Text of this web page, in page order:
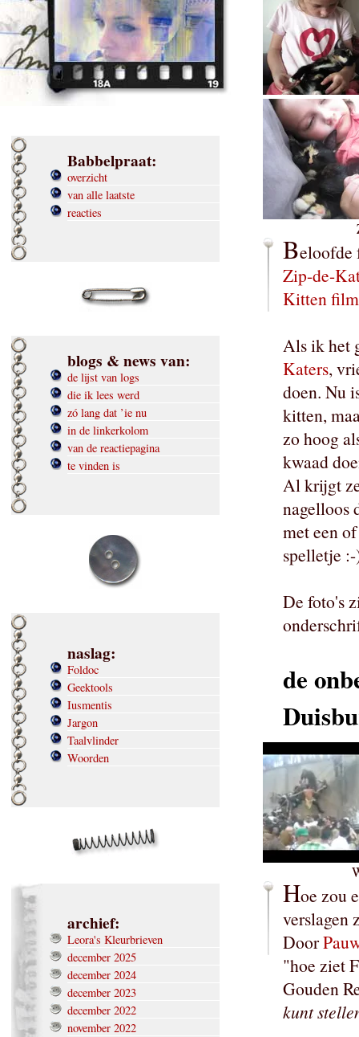
Babbelpraat:
overzicht
van alle laatste
reacties
blogs & news van:
de lijst van logs
die ik lees werd
zó lang dat ’ie nu
in de linkerkolom
van de reactiepagina
te vinden is
naslag:
Foldoc
Geektools
Iusmentis
Jargon
Taalvlinder
Woorden
archief:
Leora's Kleurbrieven
december 2025
december 2024
december 2023
december 2022
november 2022
Beloofde
Zip-de-
Kitten
Als ik het
Katers,
doen. Nu
kitten,
zo hoog
kwaad
Al krijgt
nagelloos
met een
spelletje
De foto's
de
Hoe zou
verslagen
Door
"hoe ziet
Gouden
kunt